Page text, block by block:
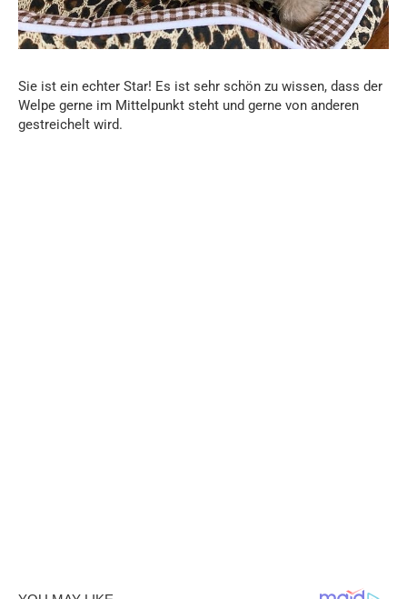
Sie ist ein echter Star! Es ist sehr schön zu wissen, dass der
Welpe gerne im Mittelpunkt steht und gerne von anderen
gestreichelt wird.